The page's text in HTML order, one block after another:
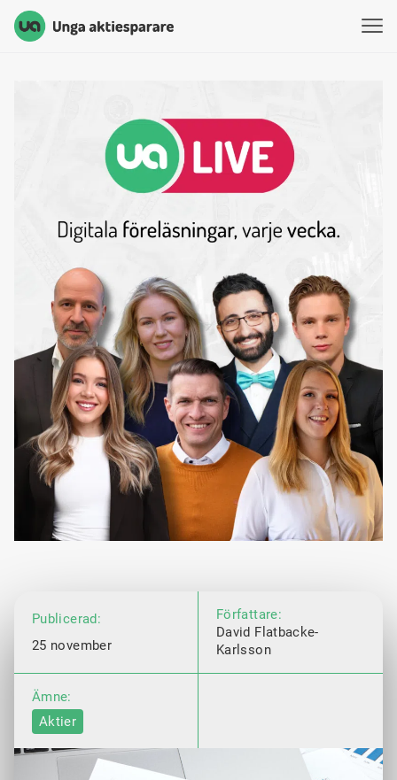
Unga Aktiesparare
Publicerad:
25 november
Författare:
David Flatbacke-
Karlsson
Ämne:
Aktier